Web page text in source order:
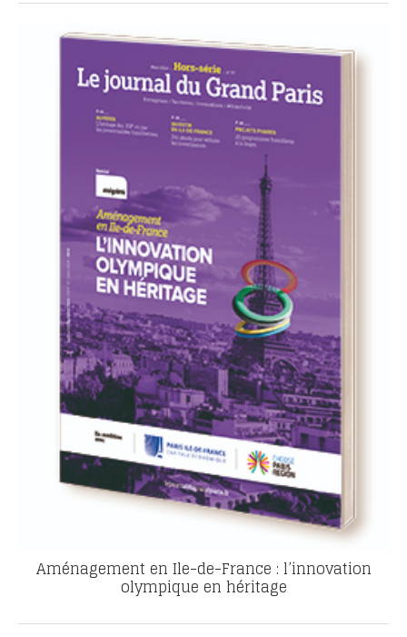
Aménagement en Ile-de-France : l’innovation
olympique en héritage